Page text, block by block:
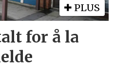
PLUS
for å la